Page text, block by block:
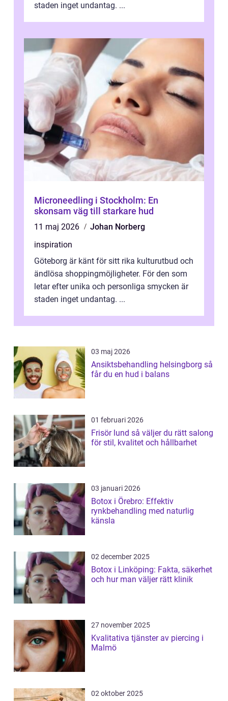
staden inget undantag. ...
Microneedling i Stockholm: En
skonsam väg till starkare hud
11 maj 2026
Johan Norberg
inspiration
Göteborg är känt för sitt rika kulturutbud och
ändlösa shoppingmöjligheter. För den som
letar efter unika och personliga smycken är
staden inget undantag. ...
03 maj 2026
Ansiktsbehandling helsingborg så
får du en hud i balans
01 februari 2026
Frisör lund så väljer du rätt salong
för stil, kvalitet och hållbarhet
03 januari 2026
Botox i Örebro: Effektiv
rynkbehandling med naturlig
känsla
02 december 2025
Botox i Linköping: Fakta, säkerhet
och hur man väljer rätt klinik
27 november 2025
Kvalitativa tjänster av piercing i
Malmö
02 oktober 2025